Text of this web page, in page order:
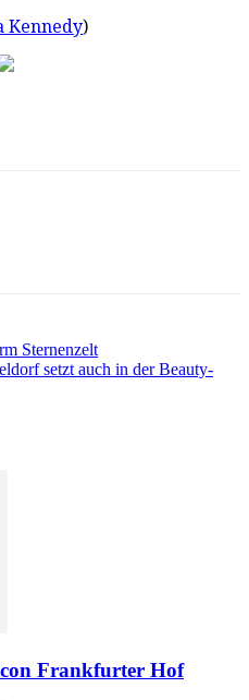
Kennedy)
Sternenzelt
setzt auch in der Beauty-
Frankfurter Hof